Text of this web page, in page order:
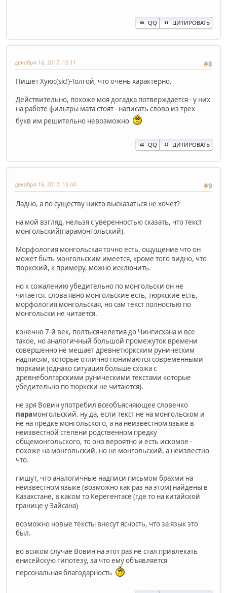
QQ ЦИТИРОВАТЬ
#8
декабря 16, 2017, 15:11
Пишет Хуюс(sic!)-Толгой, что очень характерно.
Действительно, похоже моя догадка потверждается - у них
на работе фильтры мата стоят - написать слово из трех
букв им решительно невозможно
QQ ЦИТИРОВАТЬ
#9
декабря 16, 2017, 15:44
Ладно, а по существу никто высказаться не хочет?
на мой взгляд, нельзя с уверенностью сказать, что текст
монгольский(парамонгольский).
Морфология монгольская точно есть, ощущение что он
может быть монгольским имеется, кроме того видно, что
тюркский, к примеру, можно исключить.
но к сожалению убедительно по монгольски он не
читается. слова явно монгольские есть, тюркские есть,
морфология монгольская, но сам текст полностью по
монгольски не читается.
конечно 7-й век, полтысячелетия до Чингисхана и все
такое, но аналогичный большой промежуток времени
совершенно не мешает древнетюркским руническим
надписям, которые отлично понимаются современными
тюрками (однако ситуация больше схожа с
древнеболгарскими руническими текстами которые
убедительно по тюркски не читаются).
не зря Вовин употребил всеобъясняющее словечко
парамонгольский. ну да, если текст не на монгольском и
не на предке монгольского, а на неизвестном языке в
неизвестной степени родственном предку
общемонгольского, то оно вероятно и есть искомое -
похоже на монгольский, но не монгольский, а неизвестно
что.
пишут, что аналогичные надписи письмом брахми на
неизвестном языке (возможно как раз на этом) найдены в
Казахстане, в каком то Керегентасе (где то на китайской
границе у Зайсана)
возможно новые тексты внесут ясность, что за язык это
был.
во всяком случае Вовин на этот раз не стал привлекать
енисейскую гипотезу, за что ему объявляется
персональная благодарность